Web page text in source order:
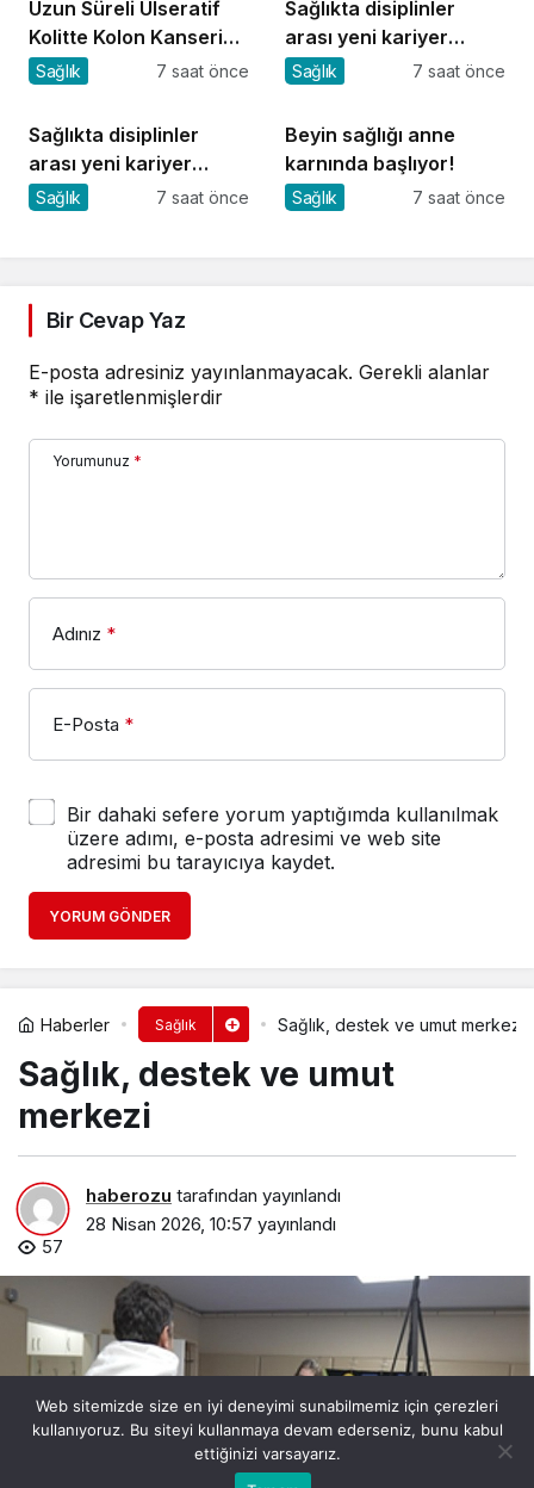
Uzun Süreli Ülseratif
Kolitte Kolon Kanseri
Riski Artıyor mu?
Sağlık 7 saat önce
Sağlıkta disiplinler
arası yeni kariyer
dönemi
Sağlık 7 saat önce
Sağlıkta disiplinler
arası yeni kariyer
dönemi
Sağlık 7 saat önce
Beyin sağlığı anne
karnında başlıyor!
Sağlık 7 saat önce
Bir Cevap Yaz
E-posta adresiniz yayınlanmayacak. Gerekli alanlar
* ile işaretlenmişlerdir
Yorumunuz *
Adınız *
E-Posta *
Bir dahaki sefere yorum yaptığımda kullanılmak
üzere adımı, e-posta adresimi ve web site
adresimi bu tarayıcıya kaydet.
YORUM GÖNDER
Haberler Sağlık Sağlık, destek ve umut merkezi
Sağlık, destek ve umut
merkezi
haberozu tarafından yayınlandı
28 Nisan 2026, 10:57 yayınlandı
57
Bu web sitesinde en iyi deneyimi yaşamanızı sağlamak
Web sitemizde size en iyi deneyimi sunabilmemiz için çerezleri
kullanıyoruz. Bu siteyi kullanmaya devam ederseniz, bunu kabul
ettiğinizi varsayarız.